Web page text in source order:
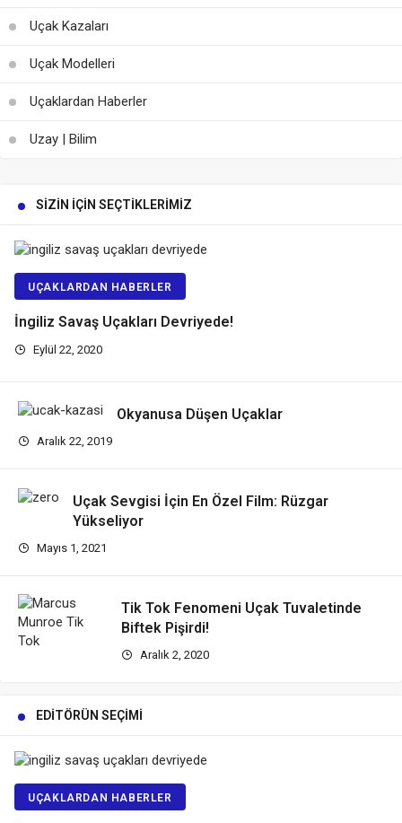
Uçak Kazaları
Uçak Modelleri
Uçaklardan Haberler
Uzay | Bilim
SIZIN İÇIN SEÇTIKLERIMIZ
UÇAKLARDAN HABERLER
İngiliz Savaş Uçakları Devriyede!
Eylül 22, 2020
Okyanusa Düşen Uçaklar
Aralık 22, 2019
Uçak Sevgisi İçin En Özel Film: Rüzgar
Yükseliyor
Mayıs 1, 2021
Tik Tok Fenomeni Uçak Tuvaletinde
Biftek Pişirdi!
Aralık 2, 2020
EDITÖRÜN SEÇIMI
UÇAKLARDAN HABERLER